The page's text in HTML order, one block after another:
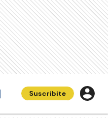
Suscribite